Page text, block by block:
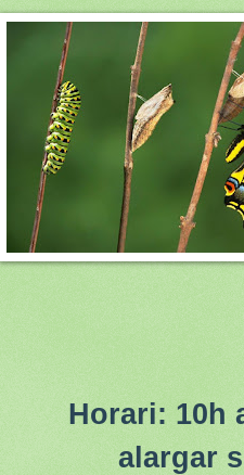
Horari: 10h
alargar